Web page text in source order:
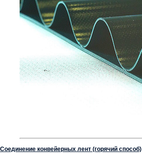
Соединение конвейерных лент (горячий способ)